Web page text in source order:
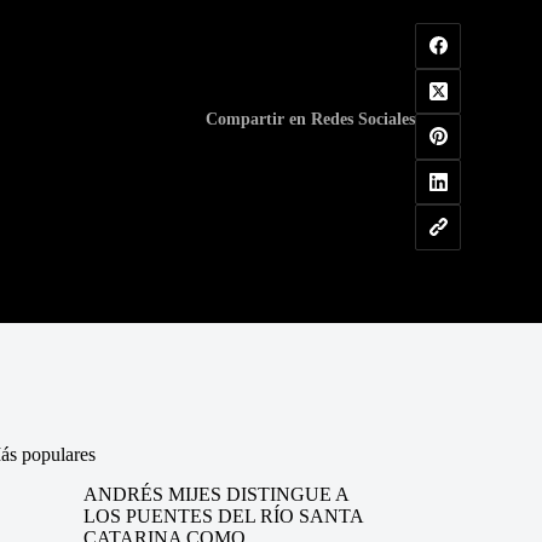
Compartir en Redes Sociales
populares
ANDRÉS MIJES DISTINGUE A
LOS PUENTES DEL RÍO SANTA
CATARINA COMO